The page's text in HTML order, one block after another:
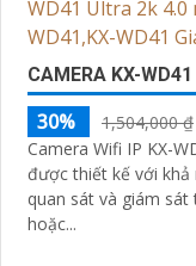
CAMERA KX-
30%
1,504,000 ₫
Camera Wifi IP KX-
được thiết kế với khả
quan sát và giám
hoặc...